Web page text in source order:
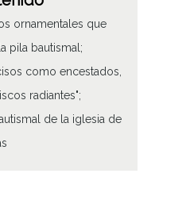
ornamentales que
pila bautismal;
como encestados,
radiantes";
de la iglesia de